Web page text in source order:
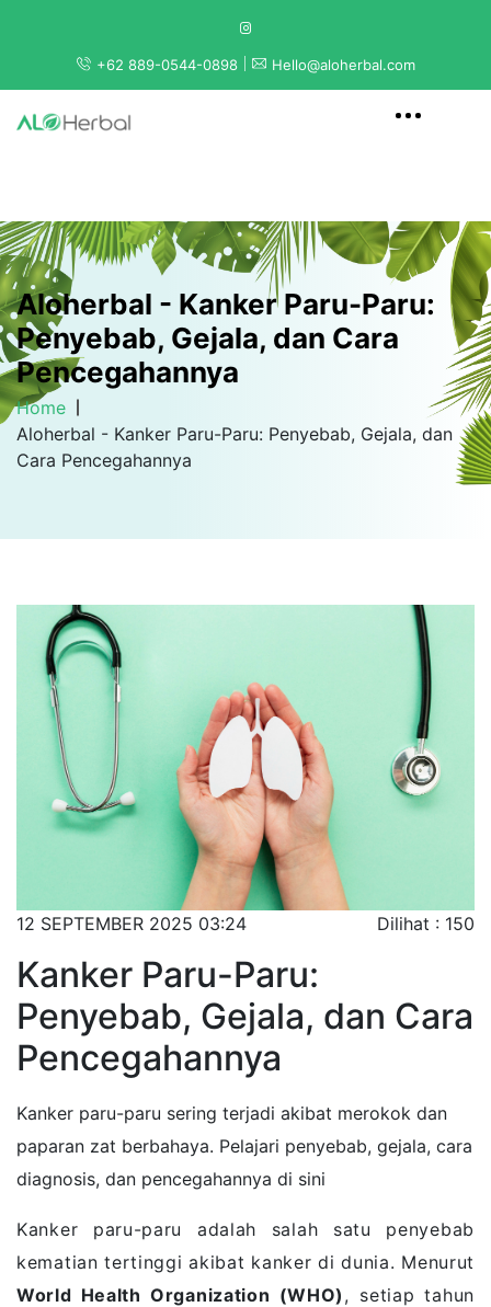
+62 889-0544-0898 Hello@aloherbal.com
Aloherbal - Kanker Paru-Paru:
Penyebab, Gejala, dan Cara
Pencegahannya
Home
Aloherbal - Kanker Paru-Paru: Penyebab, Gejala, dan
Cara Pencegahannya
12 SEPTEMBER 2025 03:24 Dilihat : 150
Kanker Paru-Paru:
Penyebab, Gejala, dan Cara
Pencegahannya
Kanker paru-paru sering terjadi akibat merokok dan
paparan zat berbahaya. Pelajari penyebab, gejala, cara
diagnosis, dan pencegahannya di sini
Kanker paru-paru adalah salah satu penyebab
kematian tertinggi akibat kanker di dunia. Menurut
World Health Organization (WHO) , setiap tahun